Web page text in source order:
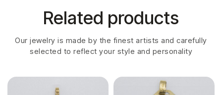
Related products
Our jewelry is made by the finest artists and carefully
selected to reflect your style and personality